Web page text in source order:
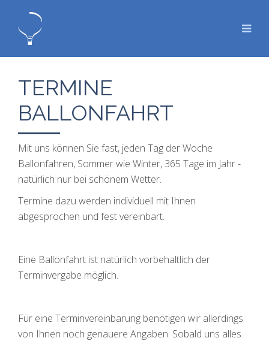
TERMINE
BALLONFAHRT
Mit uns können Sie fast, jeden Tag der Woche
Ballonfahren, Sommer wie Winter, 365 Tage im Jahr -
natürlich nur bei schönem Wetter.
Termine dazu werden individuell mit Ihnen
abgesprochen und fest vereinbart.
Eine Ballonfahrt ist natürlich vorbehaltlich der
Terminvergabe möglich.
Für eine Terminvereinbarung benötigen wir allerdings
von Ihnen noch genauere Angaben. Sobald uns alles